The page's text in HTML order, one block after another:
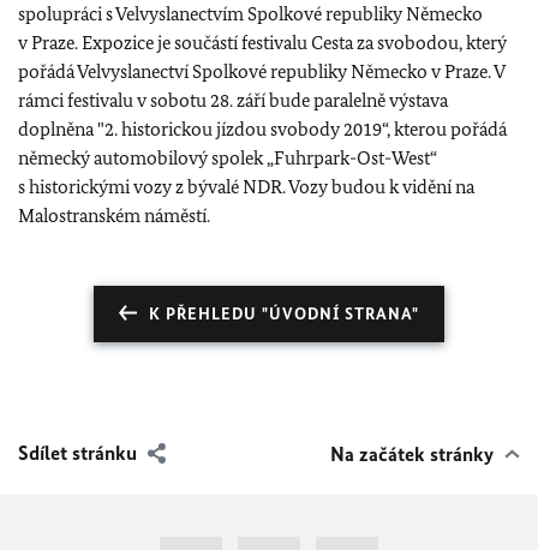
spolupráci s Velvyslanectvím Spolkové republiky Německo
v Praze. Expozice je součástí festivalu Cesta za svobodou, který
pořádá Velvyslanectví Spolkové republiky Německo v Praze. V
rámci festivalu v sobotu 28. září bude paralelně výstava
doplněna "2. historickou jízdou svobody 2019“, kterou pořádá
německý automobilový spolek „Fuhrpark-Ost-West“
s historickými vozy z bývalé NDR. Vozy budou k vidění na
Malostranském náměstí.
K PŘEHLEDU "ÚVODNÍ STRANA"
Sdílet stránku Na začátek stránky